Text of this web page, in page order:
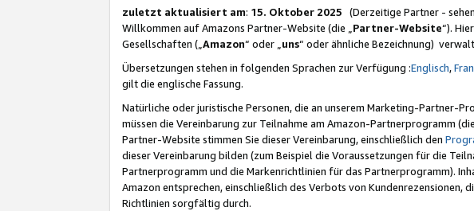
zuletzt aktualisiert am: 15. Oktober 2025 (Derzeitige Partner -
Willkommen auf Amazons Partner-Website (die „Partner-Website“).
Gesellschaften („Amazon“ oder „uns“ oder ähnliche Bezeichnung)
Übersetzungen stehen in folgenden Sprachen zur Verfügung :Englisch,
gilt die englische Fassung.
Natürliche oder juristische Personen, die an unserem Marketing-Partner-
müssen die Vereinbarung zur Teilnahme am Amazon-Partnerprogramm
Partner-Website stimmen Sie dieser Vereinbarung, einschließlich den
dieser Vereinbarung bilden (zum Beispiel die Voraussetzungen für die
Partnerprogramm und die Markenrichtlinien für das Partnerprogramm).
Amazon entsprechen, einschließlich des Verbots von
Richtlinien sorgfältig durch.